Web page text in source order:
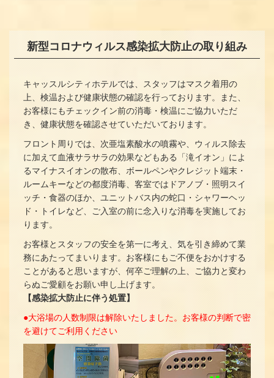
新型コロナウィルス感染拡大防止の取り組み
キャッスルシティホテルでは、スタッフはマスク着用の
上、検温および健康状態の確認を行っております。また、
お客様にもチェックイン前の消毒・検温にご協力いただ
き、健康状態を確認させていただいております。
フロント周りでは、次亜塩素酸水の噴霧や、ウィルス除去
に加えて血液サラサラの効果などもある「滝イオン」によ
るマイナスイオンの散布、ボールペンやクレジット端末・
ルームキーなどの都度消毒、客室ではドアノブ・照明スイ
ッチ・食器のほか、ユニットバス内の蛇口・シャワーヘッ
ド・トイレなど、ご入室の前に念入りな消毒を実施してお
ります。
お客様とスタッフの安全を第一に考え、気を引き締めて業
務にあたってまいります。お客様にもご不便をおかけする
ことがあると思いますが、何卒ご理解の上、ご協力と変わ
らぬご愛顧をお願い申し上げます。
【感染拡大防止に伴う処置】
●大浴場の人数制限は解除いたしました。お客様の判断で密
を避けてご利用ください